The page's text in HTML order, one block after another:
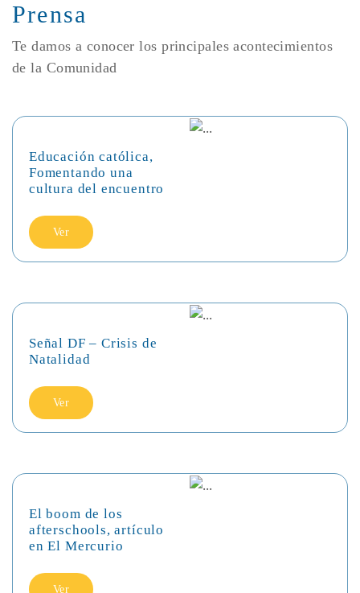
Prensa
Te damos a conocer los principales acontecimientos
de la Comunidad
Educación católica,
Fomentando una
cultura del encuentro
Ver
Señal DF – Crisis de
Natalidad
Ver
El boom de los
afterschools, artículo
en El Mercurio
Ver